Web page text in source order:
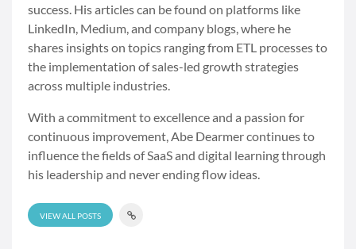
success. His articles can be found on platforms like
LinkedIn, Medium, and company blogs, where he
shares insights on topics ranging from ETL processes to
the implementation of sales-led growth strategies
across multiple industries.
With a commitment to excellence and a passion for
continuous improvement, Abe Dearmer continues to
influence the fields of SaaS and digital learning through
his leadership and never ending flow ideas.
VIEW ALL POSTS